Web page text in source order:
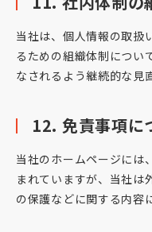
当社は、個人情報の取扱
るための組織体制につい
なされるよう継続的な見
12. 免責事項に
当社のホームページには
まれていますが、当社は
の保護などに関する内容